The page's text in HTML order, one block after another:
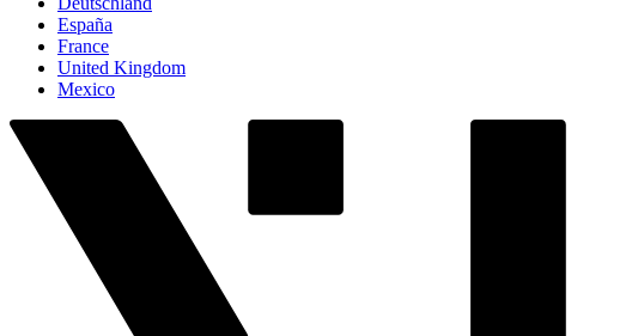
España
France
United Kingdom
Mexico